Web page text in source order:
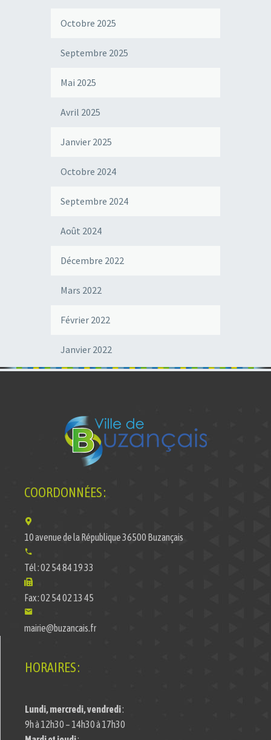
Octobre 2025
Septembre 2025
Mai 2025
Avril 2025
Janvier 2025
Octobre 2024
Septembre 2024
Août 2024
Décembre 2022
Mars 2022
Février 2022
Janvier 2022
COORDONNÉES :
10 avenue de la République 36500 Buzançais
Tél : 02 54 84 19 33
Fax : 02 54 02 13 45
mairie@buzancais.fr
HORAIRES :
Lundi, mercredi, vendredi:
9h à 12h30 – 14h30 à 17h30